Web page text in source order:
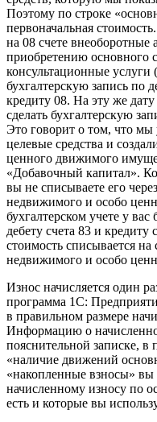
Поэтому по строке
первоначальная
на 08 счете внеоборотные
приобретению основного
консультационные услуги
бухгалтерскую запись по
кредиту 08. На эту же
сделать бухгалтерскую
Это говорит о том, что
целевые средства и
ценного движимого
«Добавочный капитал».
вы не списываете его
недвижимого и особо
бухгалтерском учете у вас
дебету счета 83 и кредиту
стоимость списывается
недвижимого и особо
Износ начисляется один
программа 1С:
в правильном размере
Информацию о
пояснительной записке, в
«наличие движений
«накопленные взносы»
начисленному износу по
есть и которые вы